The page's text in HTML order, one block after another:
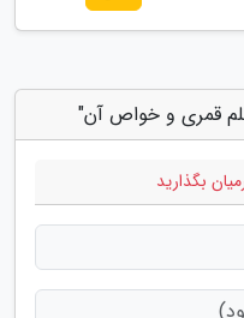
قمری و خواص آن"
بگذارید